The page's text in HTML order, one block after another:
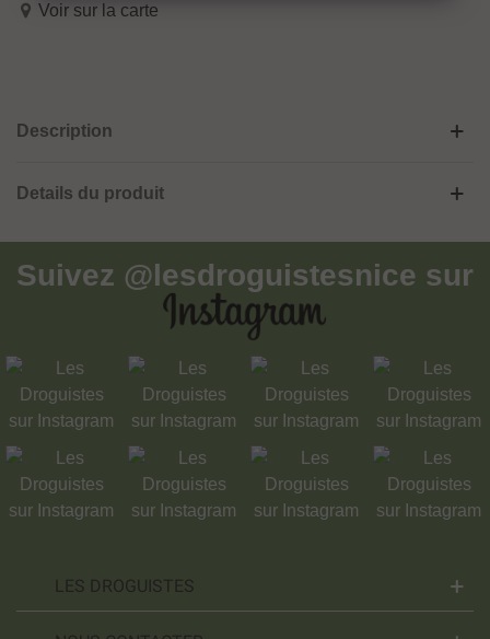
Voir sur la carte
Description
Details du produit
Suivez @lesdroguistesnice sur
LES DROGUISTES